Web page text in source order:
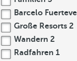
Barcelo
Große Resorts 2
Wandern 2
Radfahren 1